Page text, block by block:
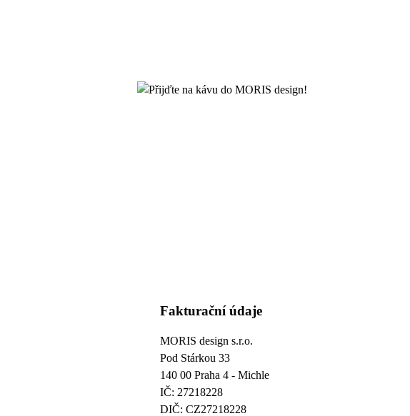
Fakturační údaje
MORIS design s.r.o.
Pod Stárkou 33
140 00 Praha 4 - Michle
IČ: 27218228
DIČ: CZ27218228